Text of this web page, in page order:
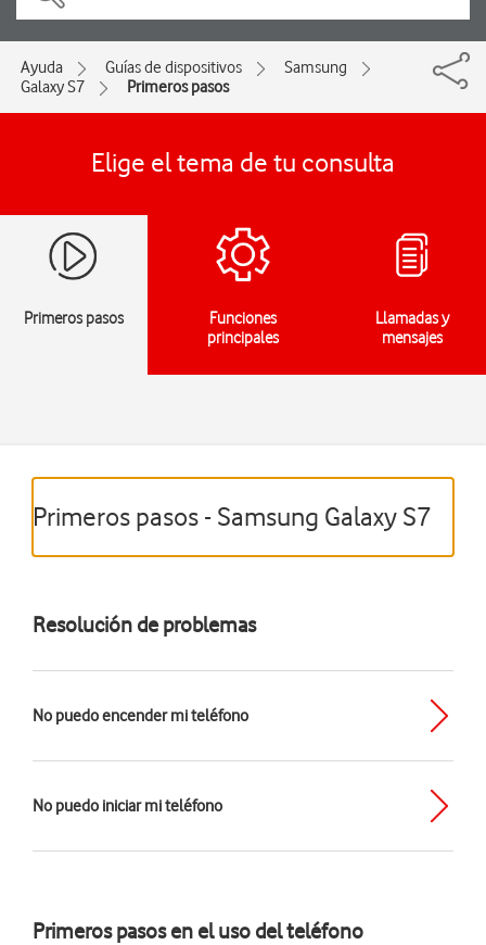
Ayuda Guías de dispositivos
Samsung
Galaxy S7
Primeros pasos
Elige el tema de tu consulta
Primeros pasos
Funciones
principales
Llamadas y
mensajes
Primeros pasos - Samsung Galaxy S7
Resolución de problemas
No puedo encender mi teléfono
No puedo iniciar mi teléfono
Primeros pasos en el uso del teléfono